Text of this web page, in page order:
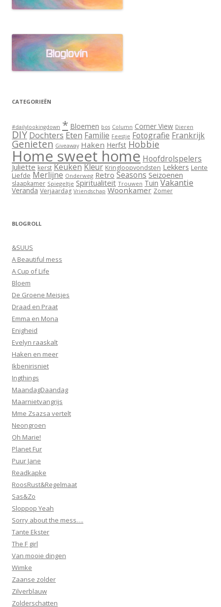
CATEGORIEËN
#dailylookingdown * Bloemen bos Column Corner View Dieren
DIY Dochters Eten Familie Feestje Fotografie Frankrijk
Genieten Giveaway Haken Herfst Hobbie
Home sweet home Hoofdrolspelers
Juliëtte kerst KeukenKleur Kringloopvondsten Lekkers Lente
Liefde Merlijne Onderweg Retro Seasons Seizoenen
slaapkamer Spiegeltje Spiritualiteit Trouwen Tuin Vakantie
Veranda Verjaardag Vriendschap Woonkamer Zomer
BLOGROLL
&SUUS
A Beautiful mess
A Cup of Life
Bloem
De Groene Meisjes
Draad en Praat
Emma en Mona
Enigheid
Evelyn raaskalt
Haken en meer
Ikbenirisniet
Ingthings
MaandagDaandag
Maarnietvangrijs
Mme Zsazsa vertelt
Neongroen
Oh Marie!
Planet Fur
Puur Jane
Readkapke
RoosRust&Regelmaat
Sas&Zo
Sloppop Yeah
Sorry about the mess….
Tante Ekster
The F girl
Van mooie dingen
Wimke
Zaanse zolder
Zilverblauw
Zolderschatten